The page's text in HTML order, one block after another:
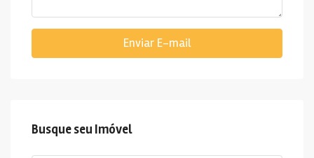
Enviar E-mail
Busque seu Imóvel